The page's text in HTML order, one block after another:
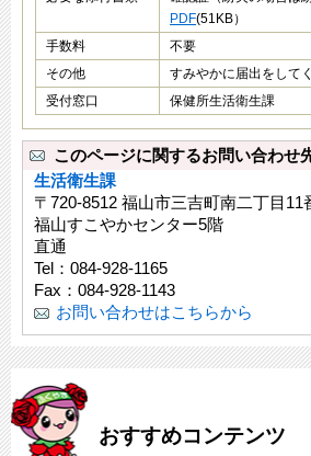
PDF(51KB）
手数料
不要
その他
すみやかに届出をして
受付窓口
保健所生活衛生課
このページに関するお問い合わせ
生活衛生課
〒720-8512 福山市三吉町南二丁目11
福山すこやかセンター5階
直通
Tel：084-928-1165
Fax：084-928-1143
お問い合わせはこちらから
おすすめコンテンツ